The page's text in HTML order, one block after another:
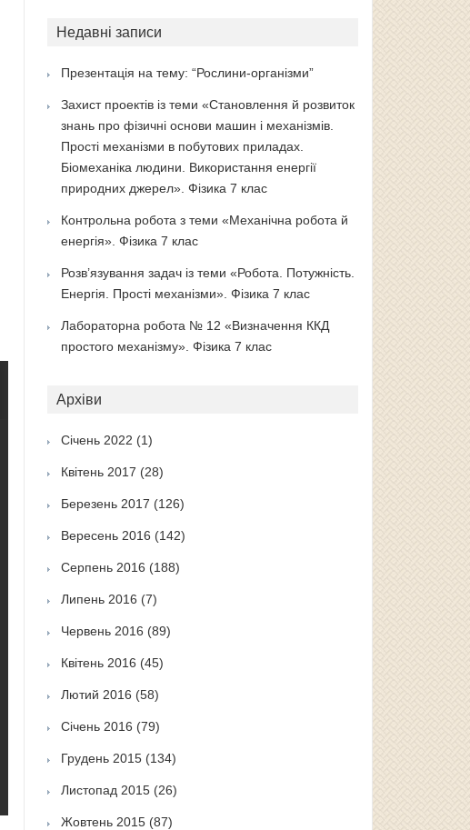
Недавні записи
Презентація на тему: “Рослини-організми”
Захист проектів із теми «Становлення й розвиток
знань про фізичні основи машин і механізмів.
Прості механізми в побутових приладах.
Біомеханіка людини. Використання енергії
природних джерел». Фізика 7 клас
Контрольна робота з теми «Механічна робота й
енергія». Фізика 7 клас
Розв’язування задач із теми «Робота. Потужність.
Енергія. Прості механізми». Фізика 7 клас
Лабораторна робота № 12 «Визначення ККД
простого механізму». Фізика 7 клас
Архіви
Січень 2022 (1)
Квітень 2017 (28)
Березень 2017 (126)
Вересень 2016 (142)
Серпень 2016 (188)
Липень 2016 (7)
Червень 2016 (89)
Квітень 2016 (45)
Лютий 2016 (58)
Січень 2016 (79)
Грудень 2015(134)
Листопад 2015(26)
Жовтень 2015(87)